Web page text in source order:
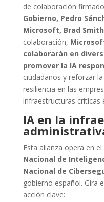
de colaboración
Gobierno, Pedro
Microsoft, Brad
colaboración,
colaborarán en
promover la IA
ciudadanos y reforzar
resiliencia en las
infraestructuras críticas
IA en la
Esta alianza opera en
Nacional de
Nacional de
gobierno español. Gira
acción clave: